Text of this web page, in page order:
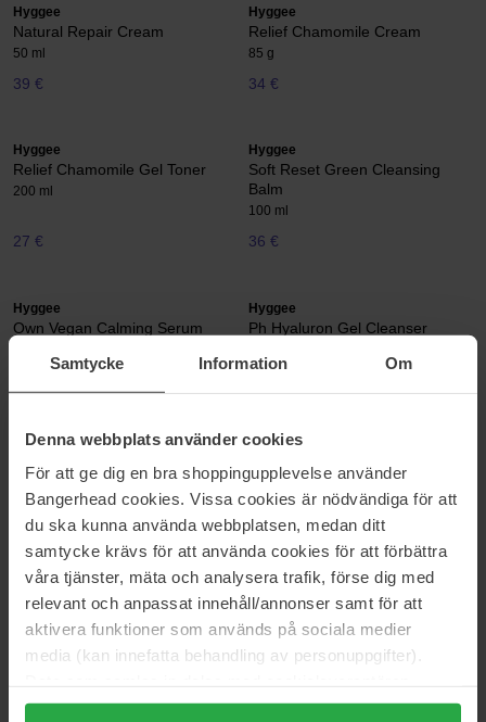
Samtycke Information Om
Denna webbplats använder cookies
För att ge dig en bra shoppingupplevelse använder
Bangerhead cookies. Vissa cookies är nödvändiga för att
du ska kunna använda webbplatsen, medan ditt
samtycke krävs för att använda cookies för att förbättra
våra tjänster, mäta och analysera trafik, förse dig med
relevant och anpassat innehåll/annonser samt för att
aktivera funktioner som används på sociala medier
media (kan innefatta behandling av personuppgifter).
Genom att trycka på "Tillåt alla cookies" accepterar du
Hyggee
Natural Repair Cream
50 ml
39 €
Hyggee
Relief Chamomile Cream
85 g
34 €
Hyggee
Relief Chamomile Gel Toner
200 ml
27 €
Hyggee
Soft Reset Green Cleansing
Balm
100 ml
36 €
Hyggee
Own Vegan Calming Serum
Hyggee
Ph Hyaluron Gel Cleanser
Hyggee
Relief Chamomile Mist
32 €
Hyggee
Own Vegan Calming Toner
27 €
Hyggee
All-In-One Care Cleansing Foam
150ml
26 €
Hyggee
All-In-One Cream
80ml
46 €